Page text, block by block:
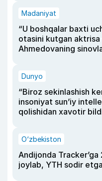
Madaniyat
“U boshqalar baxti
otasini kutgan aktrisa
Ahmedovaning
Dunyo
“Biroz sekinlashish
insoniyat sun’iy
qolishidan xavotir
O‘zbekiston
Andijonda Tracker’ga
joylab, YTH sodir